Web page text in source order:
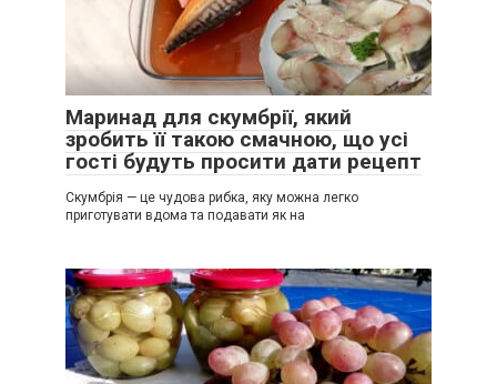
Маринад для скумбрії, який
зробить її такою смачною, що усі
гості будуть просити дати рецепт
Скумбрія — це чудова рибка, яку можна легко
приготувати вдома та подавати як на